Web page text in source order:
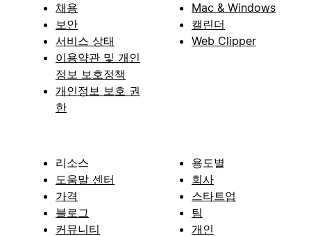
채용
보안
서비스 상태
이용약관 및 개인
정보 보호정책
개인정보 보호 권
한
Mac & Windows
캘린더
Web Clipper
리소스
도움말 센터
가격
블로그
커뮤니티
용도별
회사
스타트업
팀
개인